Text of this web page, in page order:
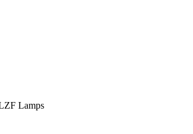
Lamps